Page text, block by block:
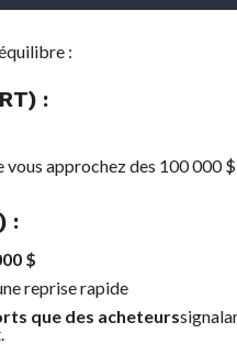
:
:
vous approchez des 100 000
:
$
reprise rapide
que des acheteurs